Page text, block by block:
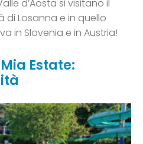
d’Aosta si visitano il
di Losanna e in quello
in Slovenia e in Austria!
Estate: